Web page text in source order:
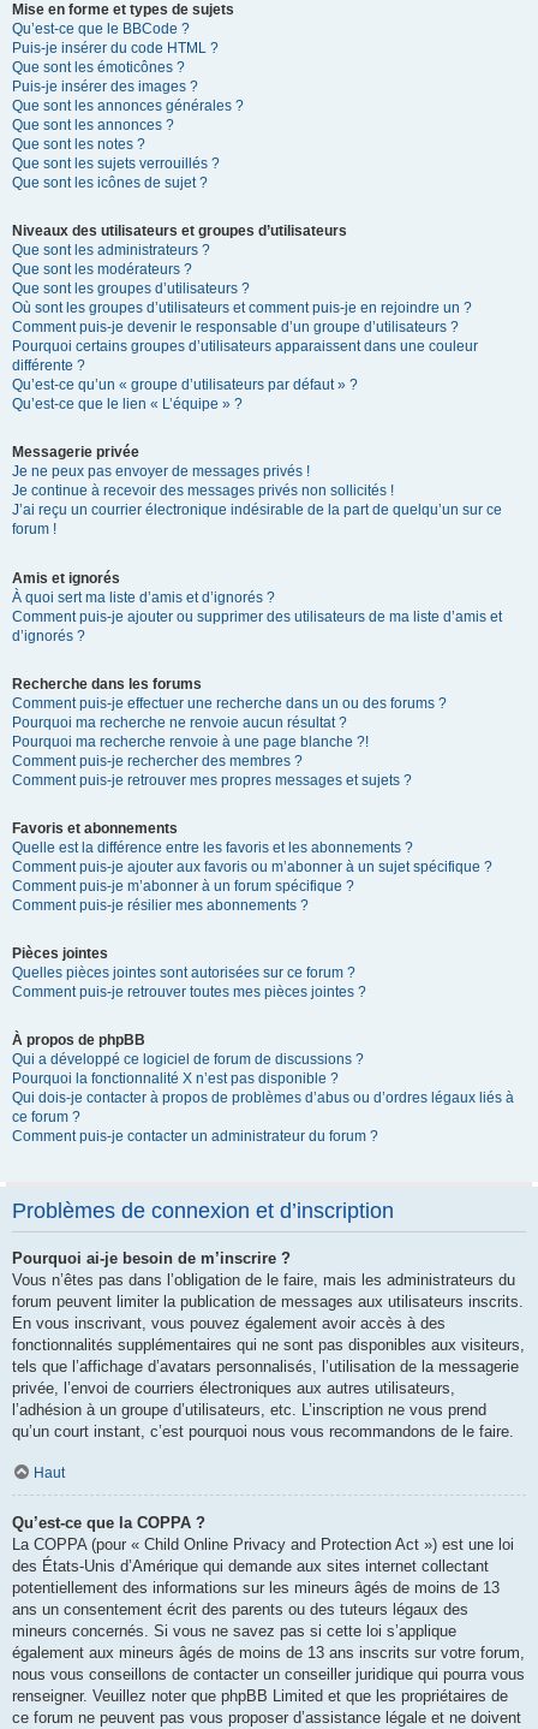
Mise en forme et types de sujets
Qu’est-ce que le BBCode ?
Puis-je insérer du code HTML ?
Que sont les émoticônes ?
Puis-je insérer des images ?
Que sont les annonces générales ?
Que sont les annonces ?
Que sont les notes ?
Que sont les sujets verrouillés ?
Que sont les icônes de sujet ?
Niveaux des utilisateurs et groupes d’utilisateurs
Que sont les administrateurs ?
Que sont les modérateurs ?
Que sont les groupes d’utilisateurs ?
Où sont les groupes d’utilisateurs et comment puis-je en rejoindre un ?
Comment puis-je devenir le responsable d’un groupe d’utilisateurs ?
Pourquoi certains groupes d’utilisateurs apparaissent dans une couleur
différente ?
Qu’est-ce qu’un « groupe d’utilisateurs par défaut » ?
Qu’est-ce que le lien « L’équipe » ?
Messagerie privée
Je ne peux pas envoyer de messages privés !
Je continue à recevoir des messages privés non sollicités !
J’ai reçu un courrier électronique indésirable de la part de quelqu’un sur ce
forum !
Amis et ignorés
À quoi sert ma liste d’amis et d’ignorés ?
Comment puis-je ajouter ou supprimer des utilisateurs de ma liste d’amis et
d’ignorés ?
Recherche dans les forums
Comment puis-je effectuer une recherche dans un ou des forums ?
Pourquoi ma recherche ne renvoie aucun résultat ?
Pourquoi ma recherche renvoie à une page blanche ?!
Comment puis-je rechercher des membres ?
Comment puis-je retrouver mes propres messages et sujets ?
Favoris et abonnements
Quelle est la différence entre les favoris et les abonnements ?
Comment puis-je ajouter aux favoris ou m’abonner à un sujet spécifique ?
Comment puis-je m’abonner à un forum spécifique ?
Comment puis-je résilier mes abonnements ?
Pièces jointes
Quelles pièces jointes sont autorisées sur ce forum ?
Comment puis-je retrouver toutes mes pièces jointes ?
À propos de phpBB
Qui a développé ce logiciel de forum de discussions ?
Pourquoi la fonctionnalité X n’est pas disponible ?
Qui dois-je contacter à propos de problèmes d’abus ou d’ordres légaux liés à
ce forum ?
Comment puis-je contacter un administrateur du forum ?
Problèmes de connexion et d’inscription
Pourquoi ai-je besoin de m’inscrire ?
Vous n’êtes pas dans l’obligation de le faire, mais les administrateurs du
forum peuvent limiter la publication de messages aux utilisateurs inscrits.
En vous inscrivant, vous pouvez également avoir accès à des
fonctionnalités supplémentaires qui ne sont pas disponibles aux visiteurs,
tels que l’affichage d’avatars personnalisés, l’utilisation de la messagerie
privée, l’envoi de courriers électroniques aux autres utilisateurs,
l’adhésion à un groupe d’utilisateurs, etc. L’inscription ne vous prend
qu’un court instant, c’est pourquoi nous vous recommandons de le faire.
Haut
Qu’est-ce que la COPPA ?
La COPPA (pour « Child Online Privacy and Protection Act ») est une loi
des États-Unis d’Amérique qui demande aux sites internet collectant
potentiellement des informations sur les mineurs âgés de moins de 13
ans un consentement écrit des parents ou des tuteurs légaux des
mineurs concernés. Si vous ne savez pas si cette loi s’applique
également aux mineurs âgés de moins de 13 ans inscrits sur votre forum,
nous vous conseillons de contacter un conseiller juridique qui pourra vous
renseigner. Veuillez noter que phpBB Limited et que les propriétaires de
ce forum ne peuvent pas vous proposer d’assistance légale et ne doivent